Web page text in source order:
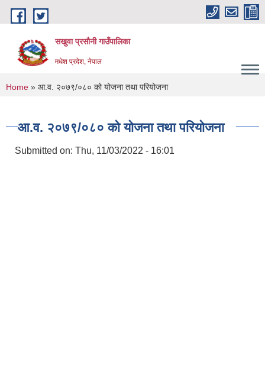
Skip to main content
सखुवा प्रसौनी गाउँपालिका
मधेश प्रदेश, नेपाल
You are here
Home » आ.व. २०७९/०८० को योजना तथा परियोजना
आ.व. २०७९/०८० को योजना तथा परियोजना
Submitted on: Thu, 11/03/2022 - 16:01